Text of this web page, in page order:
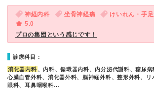
神経内科 坐骨神経痛
けいれん・手
5.0
プロの集団という感じです！
診療科目：
消化器内科 、内科、循環器内科、内分泌代謝科、糖尿病
心臓血管外科、消化器外科、脳神経外科、整形外科、リ
眼科、耳鼻咽喉科…